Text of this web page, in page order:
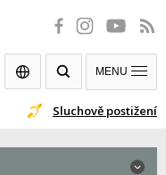
Sluchově postižení
MENU